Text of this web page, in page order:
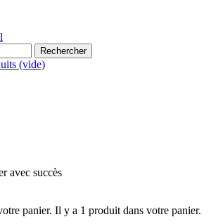
Rechercher
(vide)
avec succès
panier. Il y a 1 produit dans votre panier.